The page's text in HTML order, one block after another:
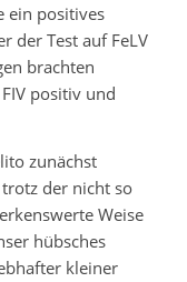
ein positives
der Test auf FeLV
brachten
positiv und
zunächst
der nicht so
Weise
hübsches
kleiner